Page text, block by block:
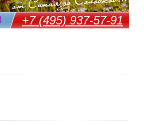
+7 (495) 937-57-91